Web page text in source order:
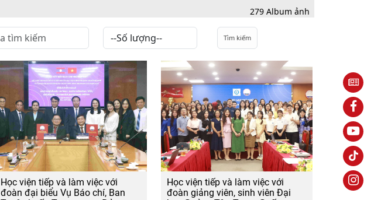
279 Album ảnh
Học viện tiếp và làm việc với
đoàn đại biểu Vụ Báo chí, Ban
Học viện tiếp và làm việc với
đoàn giảng viên, sinh viên Đại